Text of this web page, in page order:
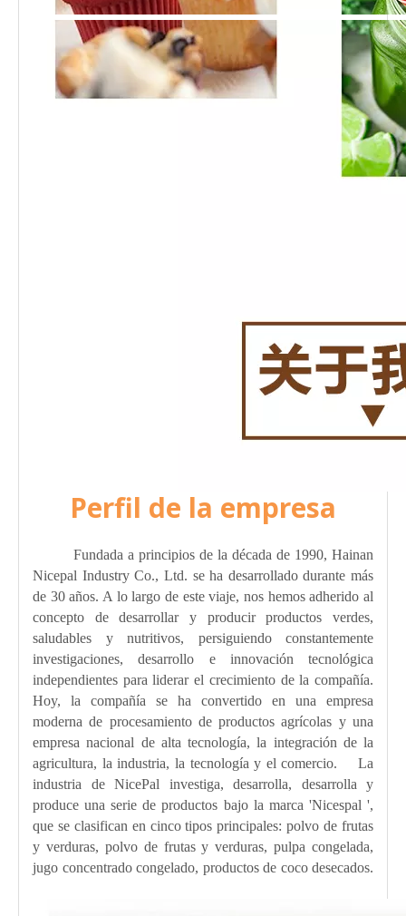
Perfil de la empresa
Fundada a principios de la década de 1990, Hainan
Nicepal Industry Co., Ltd. se ha desarrollado durante más
de 30 años. A lo largo de este viaje, nos hemos adherido al
concepto de desarrollar y producir productos verdes,
saludables y nutritivos, persiguiendo constantemente
investigaciones, desarrollo e innovación tecnológica
independientes para liderar el crecimiento de la compañía.
Hoy, la compañía se ha convertido en una empresa
moderna de procesamiento de productos agrícolas y una
empresa nacional de alta tecnología, la integración de la
agricultura, la industria, la tecnología y el comercio. La
industria de NicePal investiga, desarrolla, desarrolla y
produce una serie de productos bajo la marca 'Nicespal ',
que se clasifican en cinco tipos principales: polvo de frutas
y verduras, polvo de frutas y verduras, pulpa congelada,
jugo concentrado congelado, productos de coco desecados.